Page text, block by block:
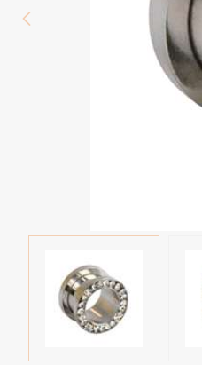
Industrial piercings